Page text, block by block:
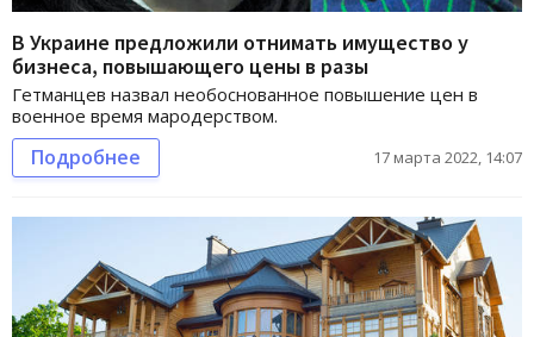
В Украине предложили отнимать имущество у
бизнеса, повышающего цены в разы
Гетманцев назвал необоснованное повышение цен в
военное время мародерством.
Подробнее 17 марта 2022, 14:07